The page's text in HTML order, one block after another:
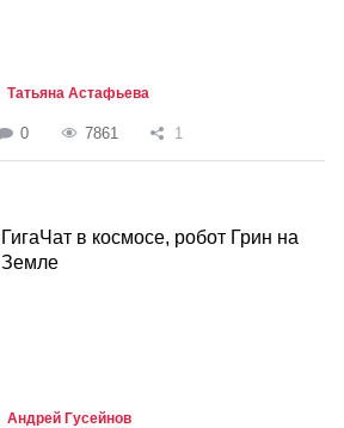
Татьяна Астафьева
0 7861 1
ГигаЧат в космосе, робот Грин на
Земле
Андрей Гусейнов